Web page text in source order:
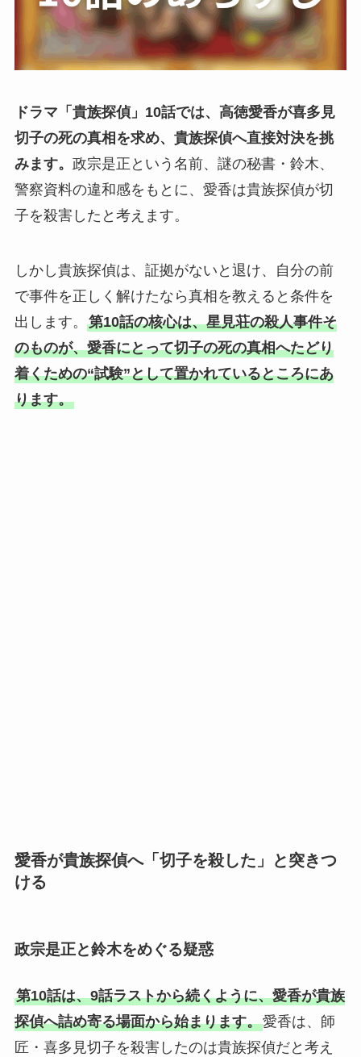
ドラマ「貴族探偵」10話では、高徳愛香が喜多見
切子の死の真相を求め、貴族探偵へ直接対決を挑
みます。 政宗是正という名前、謎の秘書・鈴木、
警察資料の違和感をもとに、愛香は貴族探偵が切
子を殺害したと考えます。
しかし貴族探偵は、証拠がないと退け、自分の前
で事件を正しく解けたなら真相を教えると条件を
出します。 第10話の核心は、星見荘の殺人事件そ
のものが、愛香にとって切子の死の真相へたどり
着くための“試験”として置かれているところにあ
ります。
愛香が貴族探偵へ「切子を殺した」と突きつ
ける
政宗是正と鈴木をめぐる疑惑
第10話は、9話ラストから続くように、愛香が貴族
探偵へ詰め寄る場面から始まります。愛香は、師
匠・喜多見切子を殺害したのは貴族探偵だと考え